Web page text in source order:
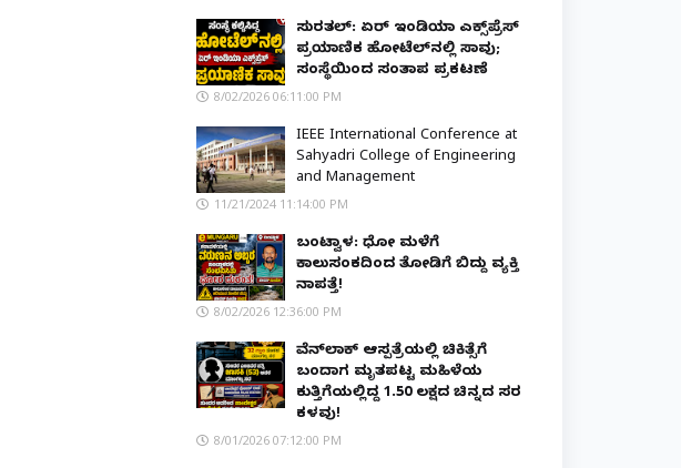
ಸುರತ್ಕಲ್: ಏರ್ ಇಂಡಿಯಾ ಎಕ್ಸ್‌ಪ್ರೆಸ್
ಪ್ರಯಾಣಿಕ ಹೋಟೆಲ್‌ನಲ್ಲಿ ಸಾವು;
ಸಂಸ್ಥೆಯಿಂದ ಸಂತಾಪ ಪ್ರಕಟಣೆ
8/02/2026 06:11:00 PM
IEEE International Conference at
Sahyadri College of Engineering
and Management
11/21/2024 11:14:00 PM
ಬಂಟ್ವಾಳ: ಧೋ ಮಳೆಗೆ
ಕಾಲುಸಂಕದಿಂದ ತೋಡಿಗೆ ಬಿದ್ದು ವ್ಯಕ್ತಿ
ನಾಪತ್ತೆ!
8/02/2026 12:36:00 PM
ವೆನ್‌ಲಾಕ್ ಆಸ್ಪತ್ರೆಯಲ್ಲಿ ಚಿಕಿತ್ಸೆಗೆ
ಬಂದಾಗ ಮೃತಪಟ್ಟ ಮಹಿಳೆಯ
ಕುತ್ತಿಗೆಯಲ್ಲಿದ್ದ ₹1.50 ಲಕ್ಷದ ಚಿನ್ನದ ಸರ
ಕಳವು!
8/01/2026 07:12:00 PM